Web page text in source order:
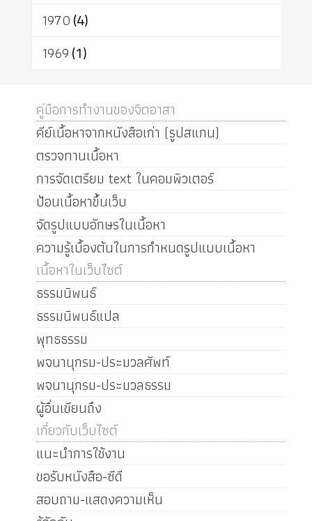
1970(4)
1969(1)
คู่มือการทำงานของจิตอาสา
คีย์เนื้อหาจากหนังสือเก่า (รูปสแกน)
ตรวจทานเนื้อหา
การจัดเตรียม text ในคอมพิวเตอร์
ป้อนเนื้อหาขึ้นเว็บ
จัดรูปแบบอักษรในเนื้อหา
ความรู้เบื้องต้นในการกำหนดรูปแบบเนื้อหา
เนื้อหาในเว็บไซต์
ธรรมนิพนธ์
ธรรมนิพนธ์แปล
พุทธธรรม
พจนานุกรม-ประมวลศัพท์
พจนานุกรม-ประมวลธรรม
ผู้อื่นเขียนถึง
เกี่ยวกับเว็บไซต์
แนะนำการใช้งาน
ขอรับหนังสือ-ซีดี
สอบถาม-แสดงความเห็น